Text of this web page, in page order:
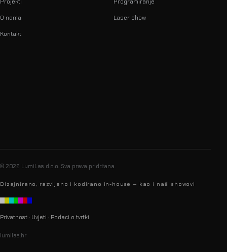
O nama
Kontakt
Laser show
© 2026 LumiLas d.o.o. Sva prava pridržana.
Dizajnirano, razvijeno i kodirano in-house — kao i naši showovi
Privatnost · Uvjeti · Podaci o tvrtki
lumilas.hr